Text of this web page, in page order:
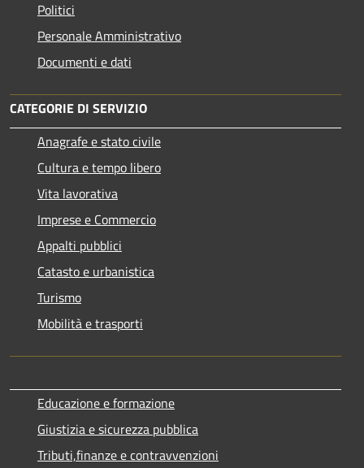
Politici
Personale Amministrativo
Documenti e dati
CATEGORIE DI SERVIZIO
Anagrafe e stato civile
Cultura e tempo libero
Vita lavorativa
Imprese e Commercio
Appalti pubblici
Catasto e urbanistica
Turismo
Mobilità e trasporti
Educazione e formazione
Giustizia e sicurezza pubblica
Tributi,finanze e contravvenzioni